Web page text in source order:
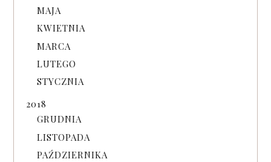
MAJA
KWIETNIA
MARCA
LUTEGO
STYCZNIA
2018
GRUDNIA
LISTOPADA
PAŹDZIERNIKA